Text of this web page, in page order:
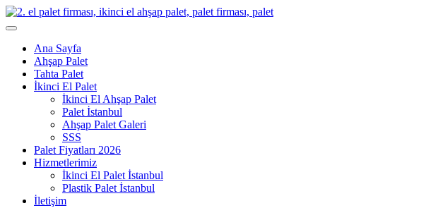
Skip
to
Ana Sayfa
Ahşap Palet
Tahta Palet
İkinci El Palet
İkinci El Ahşap Palet
Palet İstanbul
Ahşap Palet Galeri
SSS
Palet Fiyatları 2026
Hizmetlerimiz
İkinci El Palet İstanbul
Plastik Palet İstanbul
İletişim